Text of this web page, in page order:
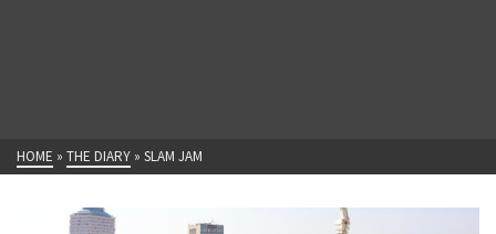
HOME » THE DIARY » SLAM JAM